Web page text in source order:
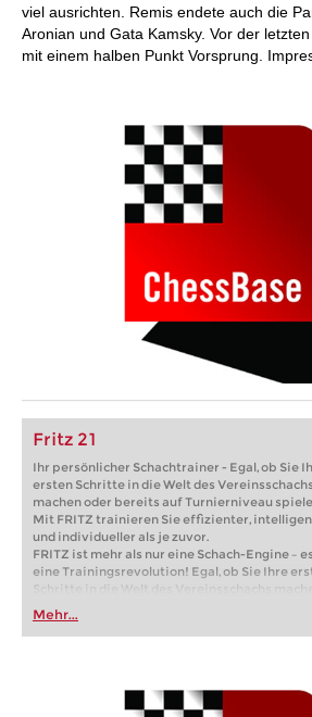
viel ausrichten. Remis endete auch die
Aronian und Gata Kamsky. Vor der
mit einem halben Punkt Vorsprung.
Fritz 21
Ihr persönlicher Schachtrainer - Egal, ob Sie
ersten Schritte in die Welt des Vereinsschachs
machen oder bereits auf Turnierniveau
Mit FRITZ trainieren Sie effizienter,
und individueller als je zuvor.
FRITZ ist mehr als nur eine Schach-Engine –
eine Trainingsrevolution! Egal, ob Sie Ihre
Schritte in die Welt des Vereinsschachs
oder bereits auf Turnierniveau spielen: Mit
FRITZ trainieren Sie effizienter, intelligenter
individueller als je zuvor.
Mehr...